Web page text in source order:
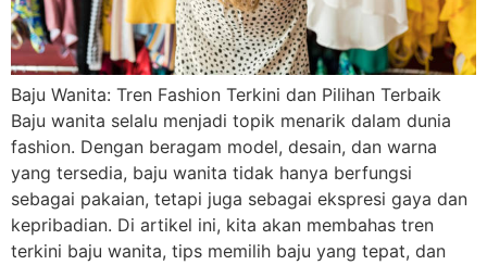
Baju Wanita: Tren Fashion Terkini dan Pilihan Terbaik
Baju wanita selalu menjadi topik menarik dalam dunia
fashion. Dengan beragam model, desain, dan warna
yang tersedia, baju wanita tidak hanya berfungsi
sebagai pakaian, tetapi juga sebagai ekspresi gaya dan
kepribadian. Di artikel ini, kita akan membahas tren
terkini baju wanita, tips memilih baju yang tepat, dan